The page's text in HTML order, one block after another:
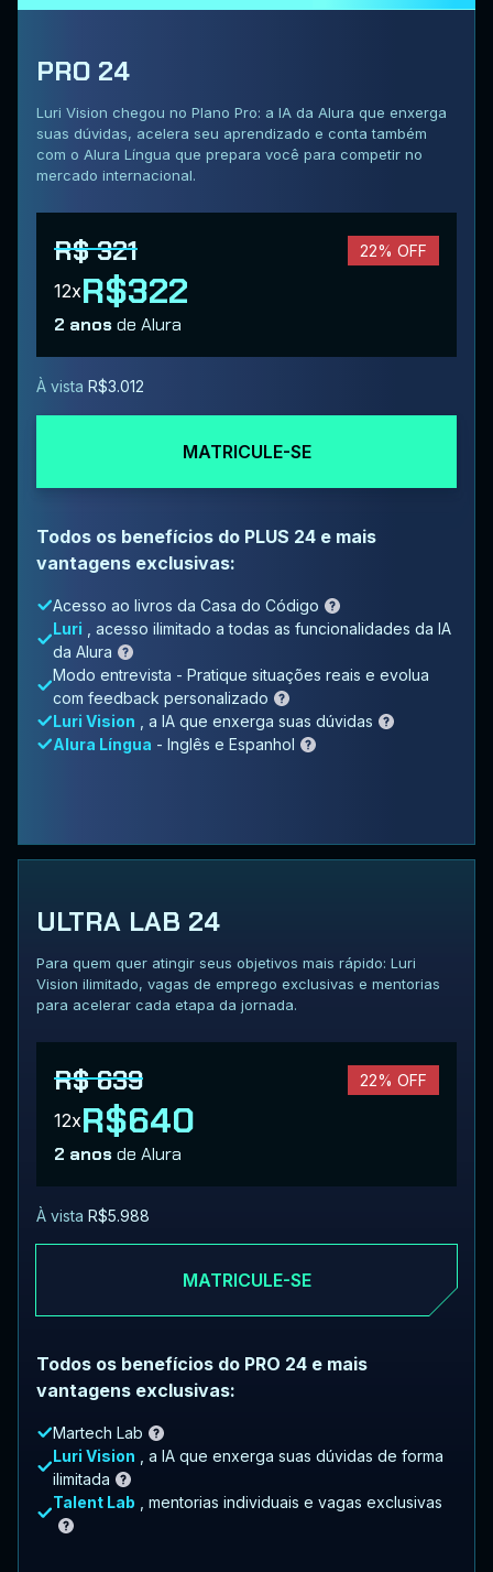
PRO 24
Luri Vision chegou no Plano Pro: a IA da Alura que enxerga
suas dúvidas, acelera seu aprendizado e conta também
com o Alura Língua que prepara você para competir no
mercado internacional.
R$ 321 22% OFF
12xR$322
2 anosde Alura
À vista R$3.012
MATRICULE-SE
Todos os benefícios do PLUS 24 e mais
vantagens exclusivas:
Acesso ao livros da Casa do Código
Luri
, acesso ilimitado a todas as funcionalidades da IA
da Alura
Modo entrevista - Pratique situações reais e evolua
com feedback personalizado
Luri Vision
, a IA que enxerga suas dúvidas
Alura Língua - Inglês e Espanhol
ULTRA LAB 24
Para quem quer atingir seus objetivos mais rápido: Luri
Vision ilimitado, vagas de emprego exclusivas e mentorias
para acelerar cada etapa da jornada.
R$ 639 22% OFF
12xR$640
2 anosde Alura
À vista R$5.988
MATRICULE-SE
Todos os benefícios do PRO 24 e mais
vantagens exclusivas:
Martech Lab
Luri Vision
, a IA que enxerga suas dúvidas de forma
ilimitada
Talent Lab
, mentorias individuais e vagas exclusivas